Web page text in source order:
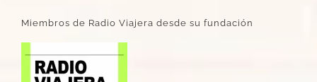
Miembros de Radio Viajera desde su fundación